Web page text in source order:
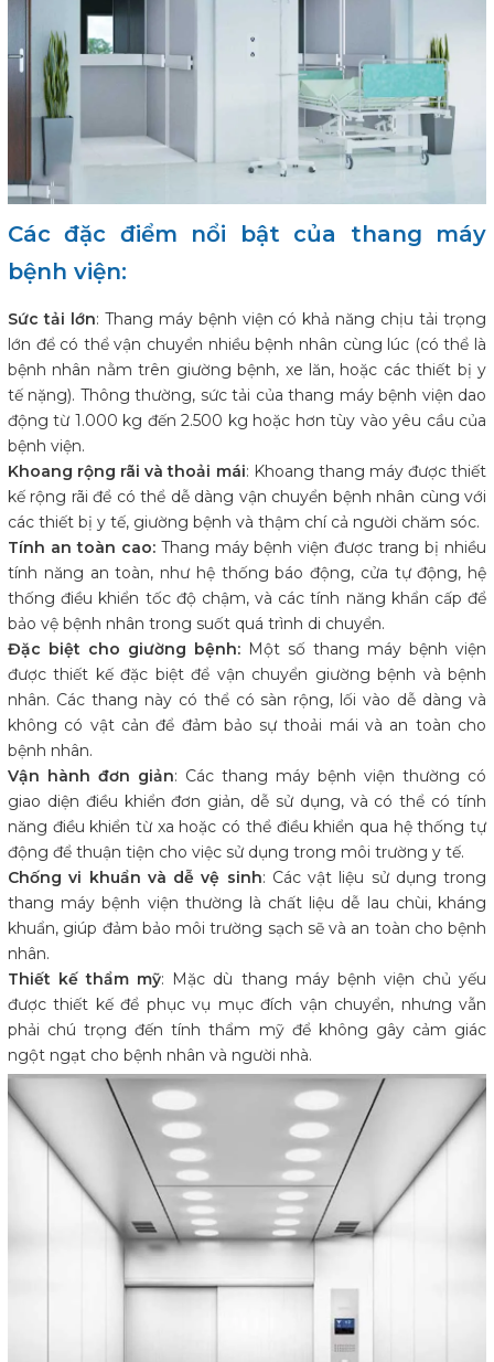
Các đặc điểm nổi bật của thang máy
bệnh viện:
Sức tải lớn: Thang máy bệnh viện có khả năng chịu tải trọng
lớn để có thể vận chuyển nhiều bệnh nhân cùng lúc (có thể là
bệnh nhân nằm trên giường bệnh, xe lăn, hoặc các thiết bị y
tế nặng). Thông thường, sức tải của thang máy bệnh viện dao
động từ 1.000 kg đến 2.500 kg hoặc hơn tùy vào yêu cầu của
bệnh viện.
Khoang rộng rãi và thoải mái: Khoang thang máy được thiết
kế rộng rãi để có thể dễ dàng vận chuyển bệnh nhân cùng với
các thiết bị y tế, giường bệnh và thậm chí cả người chăm sóc.
Tính an toàn cao: Thang máy bệnh viện được trang bị nhiều
tính năng an toàn, như hệ thống báo động, cửa tự động, hệ
thống điều khiển tốc độ chậm, và các tính năng khẩn cấp để
bảo vệ bệnh nhân trong suốt quá trình di chuyển.
Đặc biệt cho giường bệnh: Một số thang máy bệnh viện
được thiết kế đặc biệt để vận chuyển giường bệnh và bệnh
nhân. Các thang này có thể có sàn rộng, lối vào dễ dàng và
không có vật cản để đảm bảo sự thoải mái và an toàn cho
bệnh nhân.
Vận hành đơn giản: Các thang máy bệnh viện thường có
giao diện điều khiển đơn giản, dễ sử dụng, và có thể có tính
năng điều khiển từ xa hoặc có thể điều khiển qua hệ thống tự
động để thuận tiện cho việc sử dụng trong môi trường y tế.
Chống vi khuẩn và dễ vệ sinh: Các vật liệu sử dụng trong
thang máy bệnh viện thường là chất liệu dễ lau chùi, kháng
khuẩn, giúp đảm bảo môi trường sạch sẽ và an toàn cho bệnh
nhân.
Thiết kế thẩm mỹ: Mặc dù thang máy bệnh viện chủ yếu
được thiết kế để phục vụ mục đích vận chuyển, nhưng vẫn
phải chú trọng đến tính thẩm mỹ để không gây cảm giác
ngột ngạt cho bệnh nhân và người nhà.